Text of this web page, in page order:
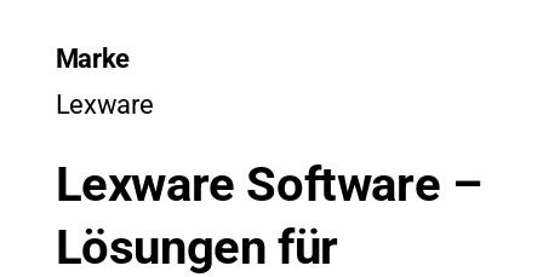
Marke
Lexware
Lexware Software –
Lösungen für